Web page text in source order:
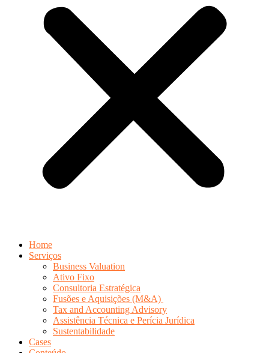
Home
Serviços
Business Valuation
Ativo Fixo
Consultoria Estratégica
Fusões e Aquisições (M&A)
Tax and Accounting Advisory
Assistência Técnica e Perícia Jurídica
Sustentabilidade
Cases